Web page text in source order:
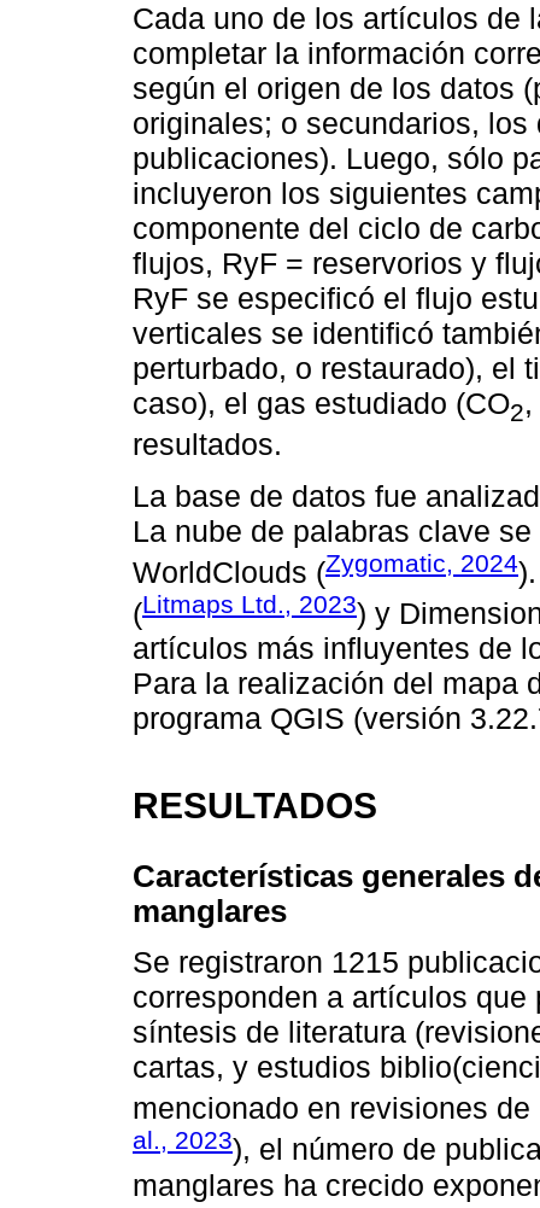
Cada uno de los artículos de
completar la información
según el origen de los datos
originales; o secundarios,
publicaciones). Luego, sólo
incluyeron los siguientes
componente del ciclo de
flujos, RyF = reservorios y
RyF se especificó el flujo
verticales se identificó
perturbado, o restaurado), el
caso), el gas estudiado (CO2
resultados.
La base de datos fue
La nube de palabras clave
WorldClouds (Zygomatic, 2024
(Litmaps Ltd., 2023) y
artículos más influyentes de
Para la realización del mapa
programa QGIS (versión
RESULTADOS
Características generales
manglares
Se registraron 1215
corresponden a artículos
síntesis de literatura
cartas, y estudios
mencionado en revisiones
al., 2023), el número de
manglares ha crecido